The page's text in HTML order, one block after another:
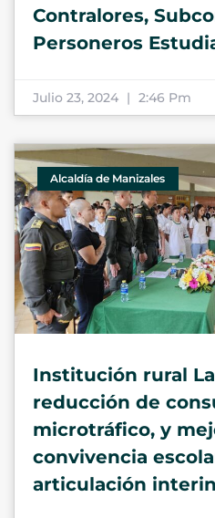
Contralores,
Personeros
Julio 23, 2024 2:46 Pm
Alcaldía de Manizales
Institución rural
reducción de
microtráfico, y
convivencia
articulación